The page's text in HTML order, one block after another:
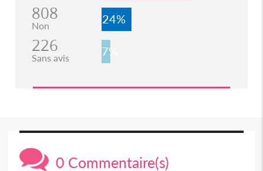
808
Non 24%
226
Sans avis 7%
0 Commentaire(s)